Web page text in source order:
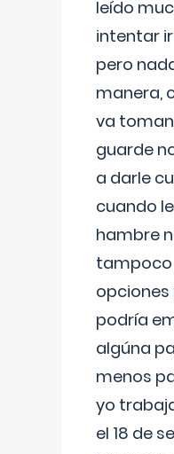
leído
intentar
pero
manera,
va
guarde
a darle
cuando
hambre
tampoco
opciones
podría
algúna
menos
yo
el 18 de